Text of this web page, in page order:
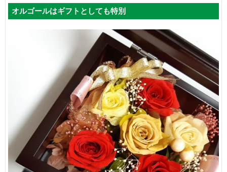
オルゴールはギフトとしても特別